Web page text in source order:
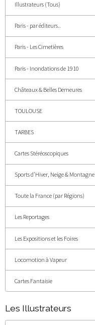
Illustrateurs (Tous)
Paris - par éditeurs..
Paris - Les Cimetières
Paris - Inondations de 1910
Châteaux & Belles Demeures
TOULOUSE
TARBES
Cartes Stéréoscopiques
Sports d'Hiver, Neige & Montagne
Toute la France (par Régions)
Les Reportages
Les Expositions et les Foires
Locomotion à Vapeur
Cartes Fantaisie
Les Illustrateurs